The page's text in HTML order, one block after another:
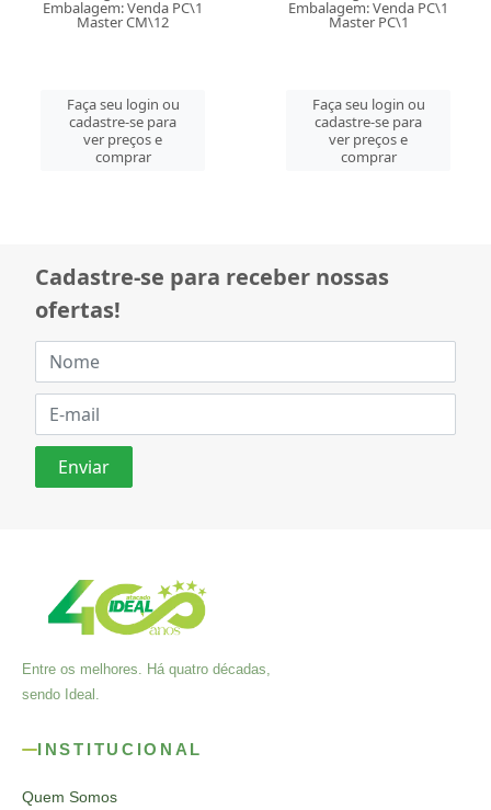
Embalagem: Venda PC\1
Master CM\12
Faça seu login ou
cadastre-se para
ver preços e
comprar
Embalagem: Venda PC\1
Master PC\1
Faça seu login ou
cadastre-se para
ver preços e
comprar
Cadastre-se para receber nossas
ofertas!
Entre os melhores. Há quatro décadas,
sendo Ideal.
INSTITUCIONAL
Quem Somos